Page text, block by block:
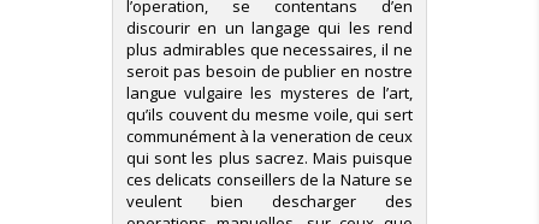
l’operation, se contentans d’en
discourir en un langage qui les rend
plus admirables que necessaires, il ne
seroit pas besoin de publier en nostre
langue vulgaire les mysteres de l’art,
qu’ils couvent du mesme voile, qui sert
communément à la veneration de ceux
qui sont les plus sacrez. Mais puisque
ces delicats conseillers de la Nature se
veulent bien descharger des